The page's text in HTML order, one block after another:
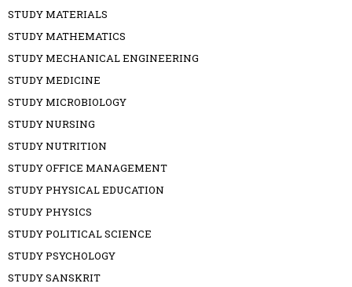
STUDY MATERIALS
STUDY MATHEMATICS
STUDY MECHANICAL ENGINEERING
STUDY MEDICINE
STUDY MICROBIOLOGY
STUDY NURSING
STUDY NUTRITION
STUDY OFFICE MANAGEMENT
STUDY PHYSICAL EDUCATION
STUDY PHYSICS
STUDY POLITICAL SCIENCE
STUDY PSYCHOLOGY
STUDY SANSKRIT